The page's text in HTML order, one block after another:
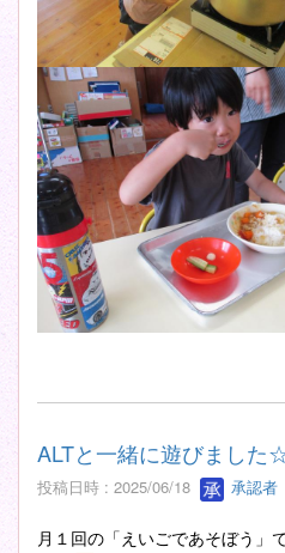
ALTと一緒に遊びました
投稿日時 : 2025/06/18 承認者
月１回の「えいごであそぼう」